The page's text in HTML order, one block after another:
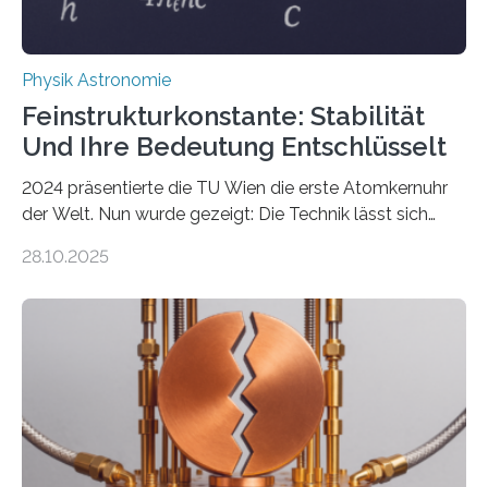
Physik Astronomie
Feinstrukturkonstante: Stabilität
Und Ihre Bedeutung Entschlüsselt
2024 präsentierte die TU Wien die erste Atomkernuhr
der Welt. Nun wurde gezeigt: Die Technik lässt sich
fundamentalen Physik nachzugehen. Thorium-
Messungen verwenden. Das hatte man jahrzehntelang
vermutet, weltweit war nach den passenden
Atomkern-Zuständen gesucht worden, 2024 gelang
einem Team der TU Wien mit Unterstützung
internationaler Partner der entscheidende Durchbruch:
Der lange diskutierte Thorium-Kernübergang wurde
gefunden. Kurz darauf konnte man zeigen, dass sich
28.10.2025